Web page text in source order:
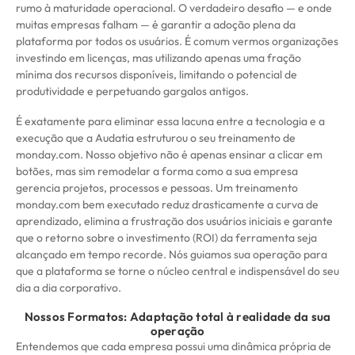
rumo à maturidade operacional. O verdadeiro desafio — e onde
muitas empresas falham — é garantir a adoção plena da
plataforma por todos os usuários. É comum vermos organizações
investindo em licenças, mas utilizando apenas uma fração
mínima dos recursos disponíveis, limitando o potencial de
produtividade e perpetuando gargalos antigos.
É exatamente para eliminar essa lacuna entre a tecnologia e a
execução que a Audatia estruturou o seu treinamento de
monday.com. Nosso objetivo não é apenas ensinar a clicar em
botões, mas sim remodelar a forma como a sua empresa
gerencia projetos, processos e pessoas. Um treinamento
monday.com bem executado reduz drasticamente a curva de
aprendizado, elimina a frustração dos usuários iniciais e garante
que o retorno sobre o investimento (ROI) da ferramenta seja
alcançado em tempo recorde. Nós guiamos sua operação para
que a plataforma se torne o núcleo central e indispensável do seu
dia a dia corporativo.
Nossos Formatos: Adaptação total à realidade da sua
operação
Entendemos que cada empresa possui uma dinâmica própria de